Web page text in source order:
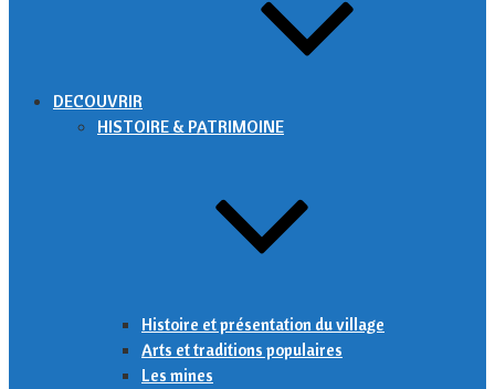
DECOUVRIR
HISTOIRE & PATRIMOINE
Histoire et présentation du village
Arts et traditions populaires
Les mines